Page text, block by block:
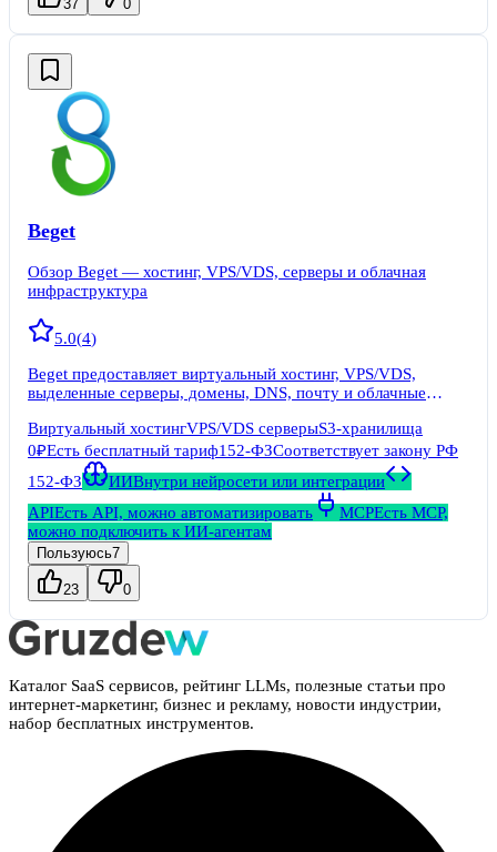
37 0
Beget
Обзор Beget — хостинг, VPS/VDS, серверы и облачная
инфраструктура
5.0(4)
Beget предоставляет виртуальный хостинг, VPS/VDS,
выделенные серверы, домены, DNS, почту и облачные
Виртуальный хостингVPS/VDS серверыS3-хранилища
0₽Есть бесплатный тариф152-ФЗСоответствует закону РФ
152-ФЗ
ИИВнутри нейросети или интеграции
APIЕсть API, можно автоматизировать MCPЕсть MCP,
можно подключить к ИИ-агентам
Пользуюсь7
23 0
Каталог SaaS сервисов, рейтинг LLMs, полезные статьи про
интернет-маркетинг, бизнес и рекламу, новости индустрии,
набор бесплатных инструментов.